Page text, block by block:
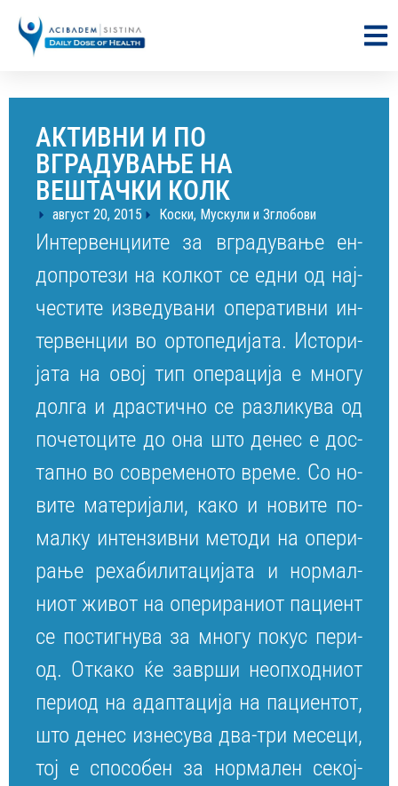
АКТИВНИ И ПО
ВГРАДУВАЊЕ НА
ВЕШТАЧКИ КОЛК
август 20, 2015 Коски, Мускули и Зглобови
Ин­тер­вен­ци­и­те за вгра­ду­ва­ње ен­
доп­ро­те­зи на кол­кот се ед­ни од нај­
чес­ти­те из­ве­ду­ва­ни опе­ра­тив­ни ин­
тер­вен­ции во ор­то­пе­ди­ја­та. Ис­то­ри­
ја­та на овој тип опе­ра­ци­ја е мно­гу
дол­га и драс­тич­но се раз­ли­ку­ва од
по­че­то­ци­те до она што де­нес е дос­
тап­но во сов­ре­ме­но­то вре­ме. Со но­
ви­те ма­те­ри­ја­ли, ка­ко и но­ви­те по­
мал­ку ин­тен­зив­ни ме­то­ди на опе­ри­
ра­ње ре­ха­би­ли­та­ци­ја­та и нор­мал­
ни­от жи­вот на опе­ри­ра­ни­от па­ци­ент
се пос­тиг­ну­ва за мно­гу по­кус пер­и­
од. От­ка­ко ќе за­вр­ши не­оп­ход­ни­от
пер­и­од на адап­та­ци­ја на па­ци­ен­тот,
што де­нес из­не­су­ва два-три ме­се­ци,
тој е спо­со­бен за нор­ма­лен се­кој­